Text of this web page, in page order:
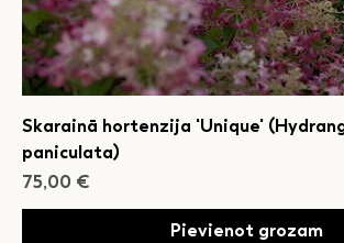
Skarainā hortenzija 'Unique'
paniculata)
Cena
75,00 €
Pievienot grozam